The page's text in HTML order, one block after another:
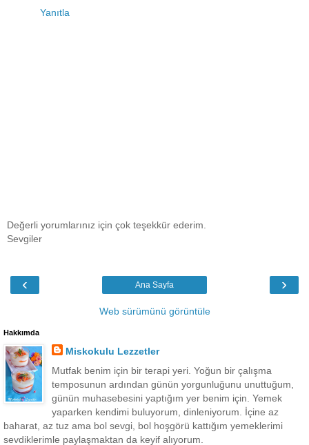
Yanıtla
Değerli yorumlarınız için çok teşekkür ederim.
Sevgiler
‹ ›
Ana Sayfa
Web sürümünü görüntüle
Hakkımda
Miskokulu Lezzetler
Mutfak benim için bir terapi yeri. Yoğun bir çalışma
temposunun ardından günün yorgunluğunu unuttuğum,
günün muhasebesini yaptığım yer benim için. Yemek
yaparken kendimi buluyorum, dinleniyorum. İçine az
baharat, az tuz ama bol sevgi, bol hoşgörü kattığım yemeklerimi
sevdiklerimle paylaşmaktan da keyif alıyorum.